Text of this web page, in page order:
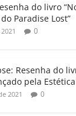
do livro
Paradise Lost”
0
Resenha do
pela
2021 0